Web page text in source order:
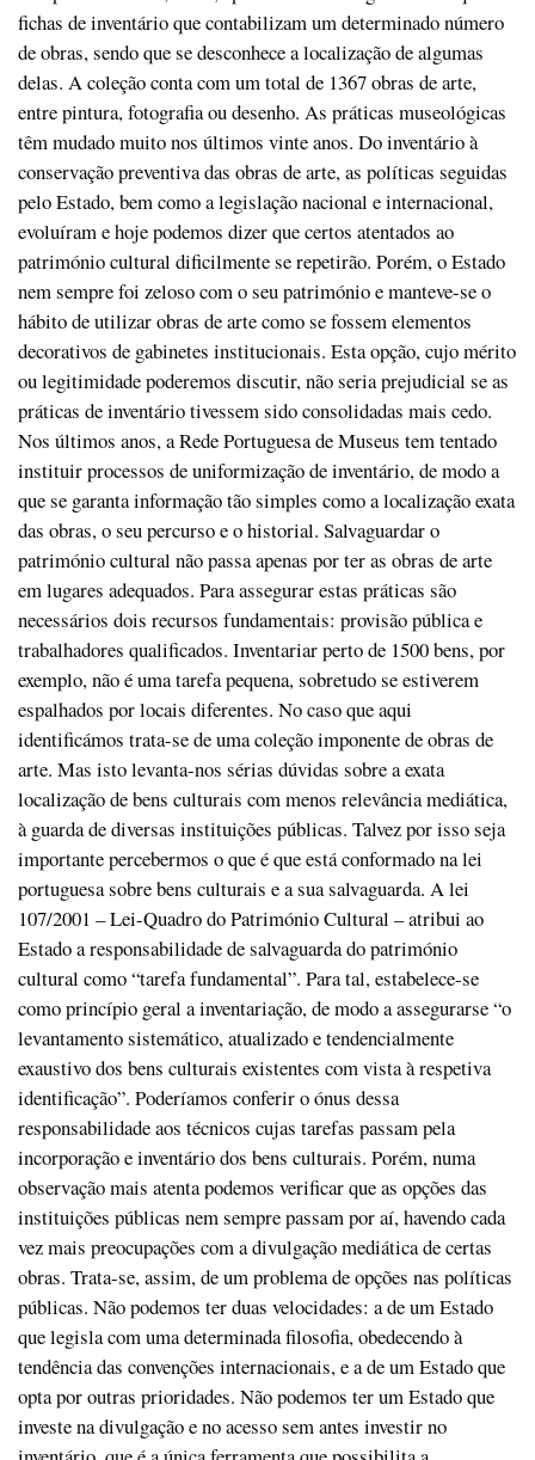
fichas de inventário que contabilizam um determinado número
de obras, sendo que se desconhece a localização de algumas
delas. A coleção conta com um total de 1367 obras de arte,
entre pintura, fotografia ou desenho. As práticas museológicas
têm mudado muito nos últimos vinte anos. Do inventário à
conservação preventiva das obras de arte, as políticas seguidas
pelo Estado, bem como a legislação nacional e internacional,
evoluíram e hoje podemos dizer que certos atentados ao
património cultural dificilmente se repetirão. Porém, o Estado
nem sempre foi zeloso com o seu património e manteve-se o
hábito de utilizar obras de arte como se fossem elementos
decorativos de gabinetes institucionais. Esta opção, cujo mérito
ou legitimidade poderemos discutir, não seria prejudicial se as
práticas de inventário tivessem sido consolidadas mais cedo.
Nos últimos anos, a Rede Portuguesa de Museus tem tentado
instituir processos de uniformização de inventário, de modo a
que se garanta informação tão simples como a localização exata
das obras, o seu percurso e o historial. Salvaguardar o
património cultural não passa apenas por ter as obras de arte
em lugares adequados. Para assegurar estas práticas são
necessários dois recursos fundamentais: provisão pública e
trabalhadores qualificados. Inventariar perto de 1500 bens, por
exemplo, não é uma tarefa pequena, sobretudo se estiverem
espalhados por locais diferentes. No caso que aqui
identificámos trata-se de uma coleção imponente de obras de
arte. Mas isto levanta-nos sérias dúvidas sobre a exata
localização de bens culturais com menos relevância mediática,
à guarda de diversas instituições públicas. Talvez por isso seja
importante percebermos o que é que está conformado na lei
portuguesa sobre bens culturais e a sua salvaguarda. A lei
107/2001 – Lei-Quadro do Património Cultural – atribui ao
Estado a responsabilidade de salvaguarda do património
cultural como “tarefa fundamental”. Para tal, estabelece-se
como princípio geral a inventariação, de modo a assegurarse “o
levantamento sistemático, atualizado e tendencialmente
exaustivo dos bens culturais existentes com vista à respetiva
identificação”. Poderíamos conferir o ónus dessa
responsabilidade aos técnicos cujas tarefas passam pela
incorporação e inventário dos bens culturais. Porém, numa
observação mais atenta podemos verificar que as opções das
instituições públicas nem sempre passam por aí, havendo cada
vez mais preocupações com a divulgação mediática de certas
obras. Trata-se, assim, de um problema de opções nas políticas
públicas. Não podemos ter duas velocidades: a de um Estado
que legisla com uma determinada filosofia, obedecendo à
tendência das convenções internacionais, e a de um Estado que
opta por outras prioridades. Não podemos ter um Estado que
investe na divulgação e no acesso sem antes investir no